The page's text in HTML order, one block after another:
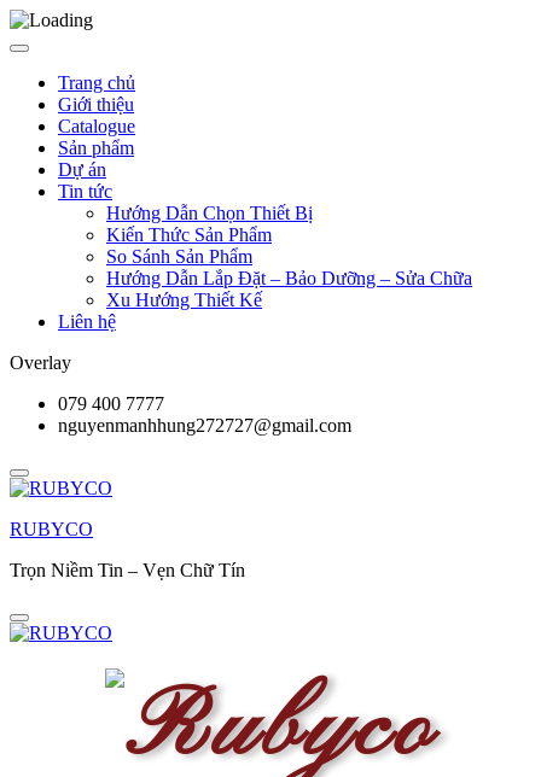
Trang chủ
Giới thiệu
Catalogue
Sản phẩm
Dự án
Tin tức
Hướng Dẫn Chọn Thiết Bị
Kiến Thức Sản Phẩm
So Sánh Sản Phẩm
Hướng Dẫn Lắp Đặt – Bảo Dưỡng – Sửa Chữa
Xu Hướng Thiết Kế
Liên hệ
Overlay
079 400 7777
nguyenmanhhung272727@gmail.com
RUBYCO
Trọn Niềm Tin – Vẹn Chữ Tín